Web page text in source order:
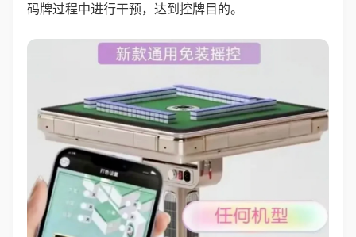
码牌过程中进行干预，达到控牌目的。